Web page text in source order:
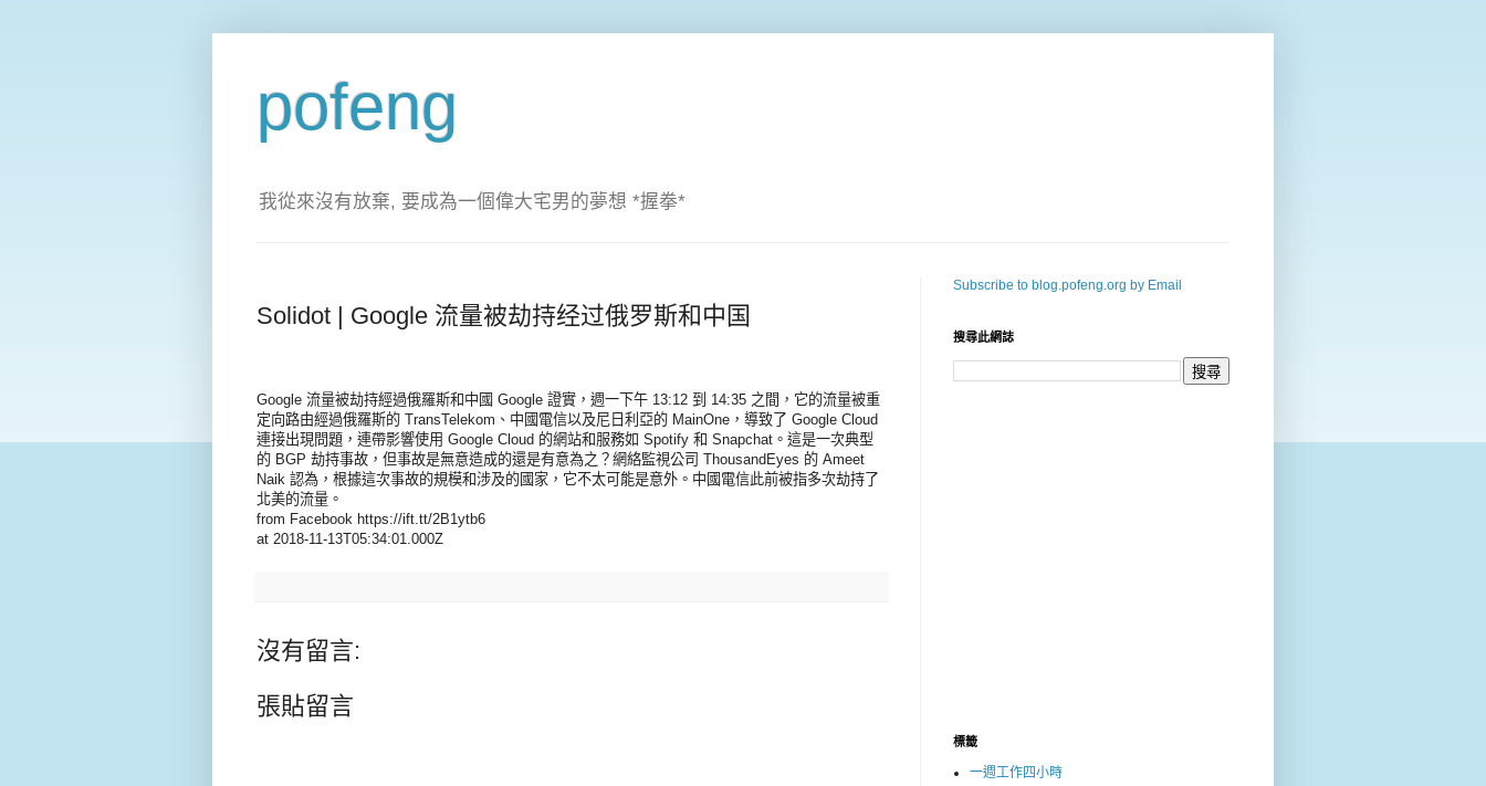
pofeng
我從來沒有放棄, 要成為一個偉大宅男的夢想 *握拳*
Solidot | Google 流量被劫持经过俄罗斯和中国
Google 流量被劫持經過俄羅斯和中國 Google 證實，週一下午 13:12 到 14:35 之間，它的流量被重
定向路由經過俄羅斯的 TransTelekom、中國電信以及尼日利亞的 MainOne，導致了 Google Cloud
連接出現問題，連帶影響使用 Google Cloud 的網站和服務如 Spotify 和 Snapchat。這是一次典型
的 BGP 劫持事故，但事故是無意造成的還是有意為之？網絡監視公司 ThousandEyes 的 Ameet
Naik 認為，根據這次事故的規模和涉及的國家，它不太可能是意外。中國電信此前被指多次劫持了
北美的流量。
from Facebook https://ift.tt/2B1ytb6
at 2018-11-13T05:34:01.000Z
沒有留言:
張貼留言
Subscribe to blog.pofeng.org by Email
搜尋此網誌
標籤
一週工作四小時